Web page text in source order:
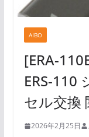
AIBO
[ERA-
ERS-110
セル交換
2026年2月25日